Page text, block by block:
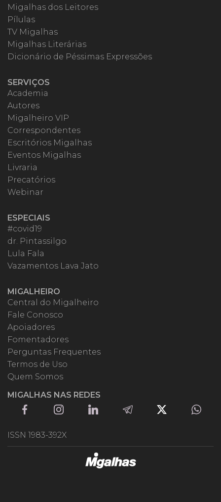
Migalhas dos Leitores
Pílulas
TV Migalhas
Migalhas Literárias
Dicionário de Péssimas Expressões
SERVIÇOS
Academia
Autores
Migalheiro VIP
Correspondentes
Escritórios Migalhas
Eventos Migalhas
Livraria
Precatórios
Webinar
ESPECIAIS
#covid19
dr. Pintassilgo
Lula Fala
Vazamentos Lava Jato
MIGALHEIRO
Central do Migalheiro
Fale Conosco
Apoiadores
Fomentadores
Perguntas Frequentes
Termos de Uso
Quem Somos
MIGALHAS NAS REDES
ISSN 1983-392X